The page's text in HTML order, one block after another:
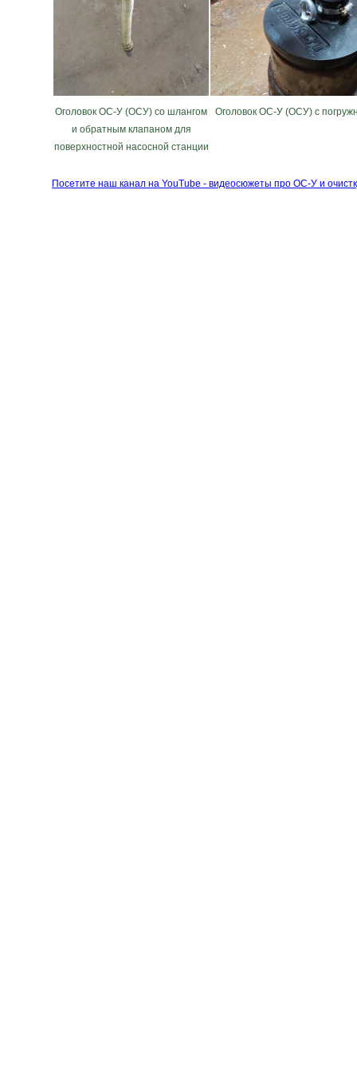
Оголовок ОС-У (ОСУ) со шлангом
и обратным клапаном для
поверхностной насосной станции
Оголовок ОС-У (ОСУ) с
Посетите наш канал на YouTube - видеосюжеты про ОС-У и